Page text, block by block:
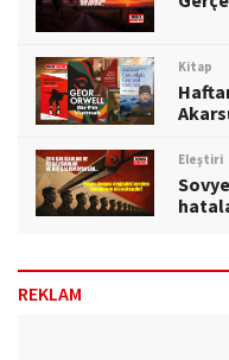
Kitap
Eleştiri
REKLAM